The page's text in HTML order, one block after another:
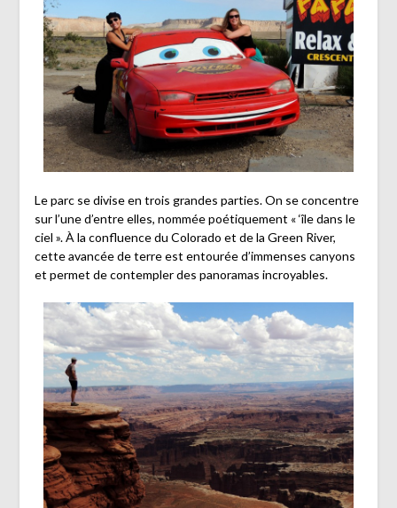
Le parc se divise en trois grandes parties. On se concentre
sur l’une d’entre elles, nommée poétiquement « ‘île dans le
ciel ». À la confluence du Colorado et de la Green River,
cette avancée de terre est entourée d’immenses canyons
et permet de contempler des panoramas incroyables.